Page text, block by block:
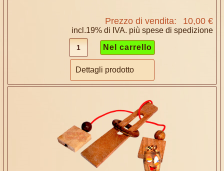
Prezzo di vendita: 10,00 €
incl.19% di IVA. più spese di spedizione
Dettagli prodotto